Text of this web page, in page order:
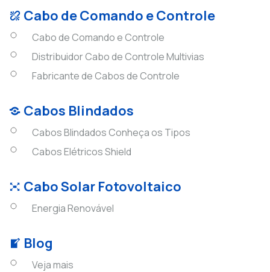
Cabo de Comando e Controle
Cabo de Comando e Controle
Distribuidor Cabo de Controle Multivias
Fabricante de Cabos de Controle
Cabos Blindados
Cabos Blindados Conheça os Tipos
Cabos Elétricos Shield
Cabo Solar Fotovoltaico
Energia Renovável
Blog
Veja mais